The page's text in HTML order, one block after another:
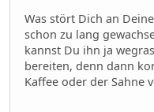
Was stört Dich an
schon zu lang
kannst Du ihn ja
bereiten, denn dann
Kaffee oder der Sahne